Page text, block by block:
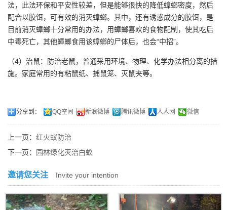
法，此法环保和平安性较差，但是能够很快的降低蟑螂密度，然后
配合以胶饵，可有效的消灭蟑螂。其中，还有诱惑成分的胶饵，是
目前消灭蟑螂十分常用的办法，用蟑螂喜欢的食物配制，使其吃后
中毒死亡，其他蟑螂食用该蟑螂的尸体后，也会“中招”。
（4）治鼠：防治老鼠，普通采用环境、物理、化学办法相分离的措
施。家庭常用的有粘鼠纸、捕鼠笼、灭鼠夹等。
分享到： QQ空间 新浪微博 腾讯微博 人人网 微信
上一页： 红火蚁防治
下一页：
园林绿化灭治白蚁
邀请您关注 Invite your intention